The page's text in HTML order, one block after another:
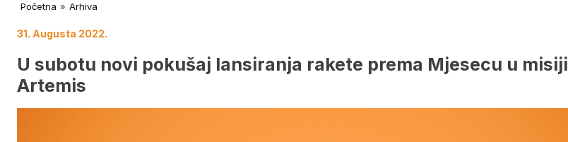
Početna » Arhiva
31. Augusta 2022.
U subotu novi pokušaj lansiranja rakete prema Mjesecu u misiji
Artemis